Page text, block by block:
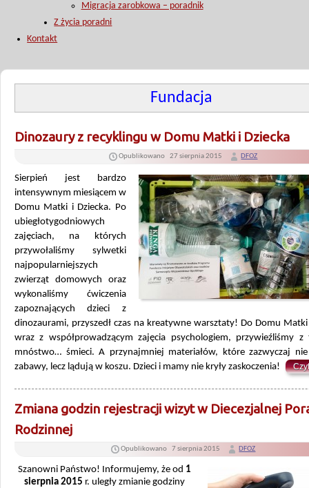
Migracja zarobkowa – poradnik
Z życia poradni
Kontakt
Fundacja
Dinozaury z recyklingu w Domu Matki i Dziecka
Opublikowano 27 sierpnia 2015 DFOZ
Sierpień jest bardzo
intensywnym miesiącem w
Domu Matki i Dziecka. Po
ubiegłotygodniowych
zajęciach, na których
przywołaliśmy sylwetki
najpopularniejszych
zwierząt domowych oraz
wykonaliśmy ćwiczenia
zapoznających dzieci z
dinozaurami, przyszedł czas na kreatywne warsztaty! Do Domu Matki
wraz z współprowadzącym zajęcia psychologiem, przywieźliśmy
mnóstwo… śmieci. A przynajmniej materiałów, które zazwyczaj nie
zabawy, lecz lądują w koszu. Dzieci i mamy nie kryły zaskoczenia!
Zmiana godzin rejestracji wizyt w Diecezjalnej
Rodzinnej
Opublikowano 7 sierpnia 2015 DFOZ
Szanowni Państwo! Informujemy, że od 1
sierpnia 2015 r. uległy zmianie godziny